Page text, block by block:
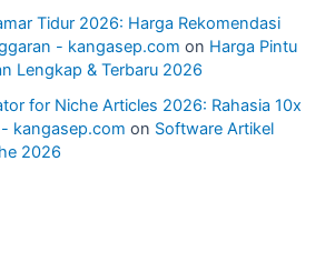
Tidur 2026: Harga Rekomendasi
- kangasep.com on Harga Pintu
Lengkap & Terbaru 2026
for Niche Articles 2026: Rahasia 10x
kangasep.com on Software Artikel
2026